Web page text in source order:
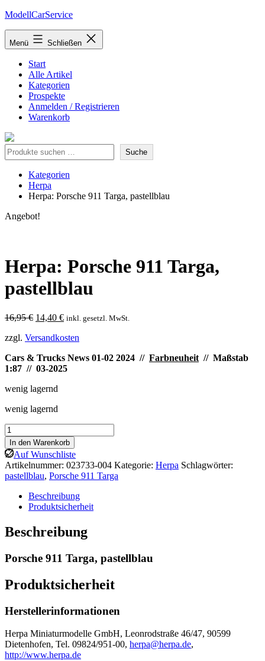
Zum
springen
ModellCarService
Menü Schließen
Start
Alle Artikel
Kategorien
Prospekte
Anmelden / Registrieren
Warenkorb
Suche Suche
Kategorien
Herpa
Herpa: Porsche 911 Targa, pastellblau
Angebot!
Herpa: Porsche 911 Targa,
pastellblau
16,95€ Ursprünglicher
war:
14,40 €Aktueller
ist:
inkl. gesetzl. MwSt.
zzgl. Versandkosten
Cars & Trucks News 01-02 2024 // Farbneuheit // Maßstab
1:87 // 03-2025
wenig lagernd
wenig lagernd
Herpa:
Porsche
911
Targa,
pastellblau
Menge
In den Warenkorb
Auf Wunschliste
Artikelnummer: 023733-004 Kategorie: Herpa Schlagwörter:
pastellblau, Porsche 911 Targa
Beschreibung
Produktsicherheit
Beschreibung
Porsche 911 Targa, pastellblau
Produktsicherheit
Herstellerinformationen
Herpa Miniaturmodelle GmbH, Leonrodstraße 46/47, 90599
Dietenhofen, Tel. 09824/951-00, herpa@herpa.de,
http://www.herpa.de